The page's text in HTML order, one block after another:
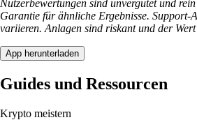
Nutzerbewertungen sind unvergütet und
Garantie für ähnliche Ergebnisse. Support-
variieren. Anlagen sind riskant und der
App herunterladen
Guides und Ressourcen
Krypto meistern